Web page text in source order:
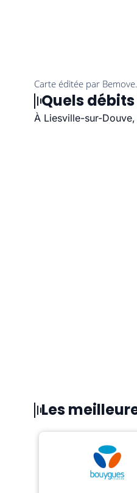
Quels
À Liesville-sur-
Les